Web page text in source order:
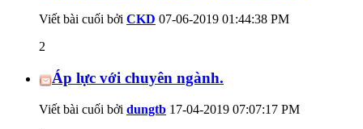
Viết bài cuối bởi CKD 07-06-2019 01:44:38 PM
2
Áp lực với chuyên ngành.
Viết bài cuối bởi dungtb 17-04-2019 07:07:17 PM